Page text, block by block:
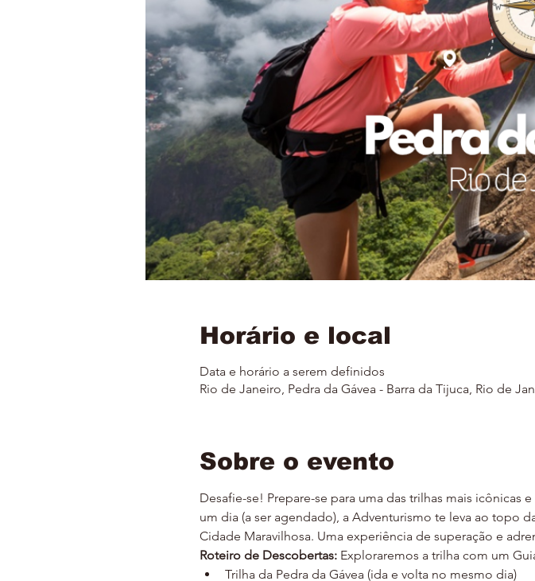
Horário e local
Data e horário a serem definidos
Rio de Janeiro, Pedra da Gávea - Barra da Tijuca, Rio de
Sobre o evento
Desafie-se! Prepare-se para uma das trilhas mais
um dia (a ser agendado), a Adventurismo te leva ao topo
Cidade Maravilhosa. Uma experiência de superação e
Roteiro de Descobertas: Exploraremos a trilha com um
Trilha da Pedra da Gávea (ida e volta no mesmo dia)